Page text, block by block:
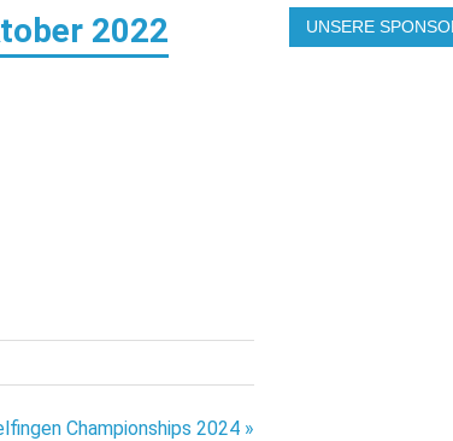
2022
Championships 2024 »
UNSERE